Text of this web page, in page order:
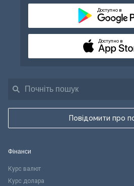
Повідомити про
Доступно в
Доступно в
Фінанси
Курс валют
Курс долара